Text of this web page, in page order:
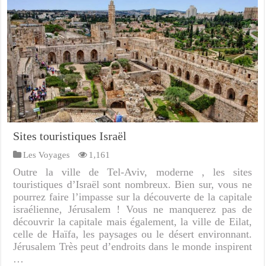
Sites touristiques Israël
Les Voyages 1,161
Outre la ville de Tel-Aviv, moderne , les sites
touristiques d’Israël sont nombreux. Bien sur, vous ne
pourrez faire l’impasse sur la découverte de la capitale
israélienne, Jérusalem ! Vous ne manquerez pas de
découvrir la capitale mais également, la ville de Eilat,
celle de Haïfa, les paysages ou le désert environnant.
Jérusalem Très peut d’endroits dans le monde inspirent
…